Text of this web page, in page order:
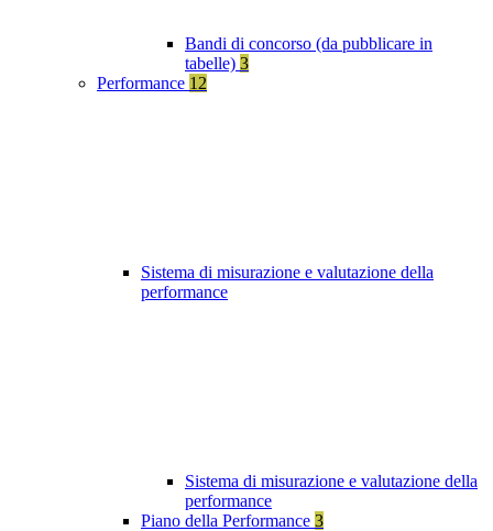
Bandi di concorso (da pubblicare in
tabelle) 3
Performance 12
Sistema di misurazione e valutazione della
performance
Sistema di misurazione e valutazione della
performance
Piano della Performance 3